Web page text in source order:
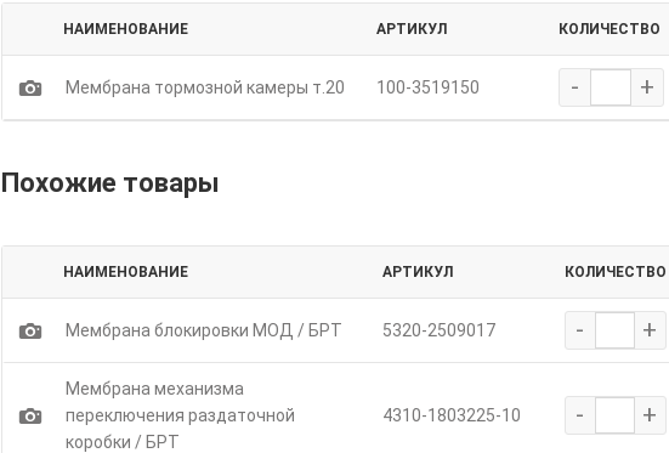
НАИМЕНОВАНИЕ АРТИКУЛ КОЛИЧЕСТВО
1 Мембрана тормозной камеры т.20 100-3519150 - +
Похожие товары
НАИМЕНОВАНИЕ АРТИКУЛ КОЛИЧЕСТВО
1 Мембрана блокировки МОД / БРТ 5320-2509017 - +
1
Мембрана механизма
переключения раздаточной
коробки / БРТ
4310-1803225-10 - +